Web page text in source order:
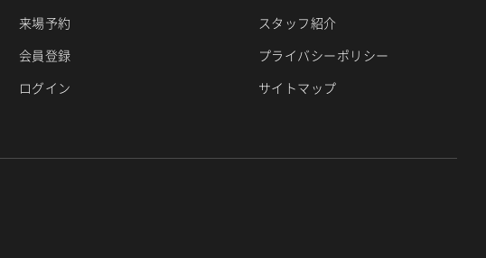
来場予約
会員登録
ログイン
スタッフ紹介
プライバシーポリシー
サイトマップ